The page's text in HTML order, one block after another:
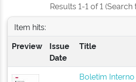
Results 1-1 of 1
Item hits:
Preview
Issue
Date
Title
Boletim